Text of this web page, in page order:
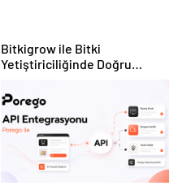
Bitkigrow ile Bitki
Yetiştiriciliğinde Doğru